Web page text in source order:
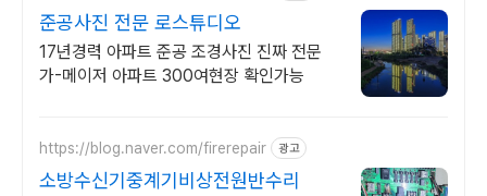
준공사진 전문 로스튜디오
17년경력 아파트 준공 조경사진 진짜 전문
가-메이저 아파트 300여현장 확인가능
https://blog.naver.com/firerepair 광고
소방수신기중계기비상전원반수리